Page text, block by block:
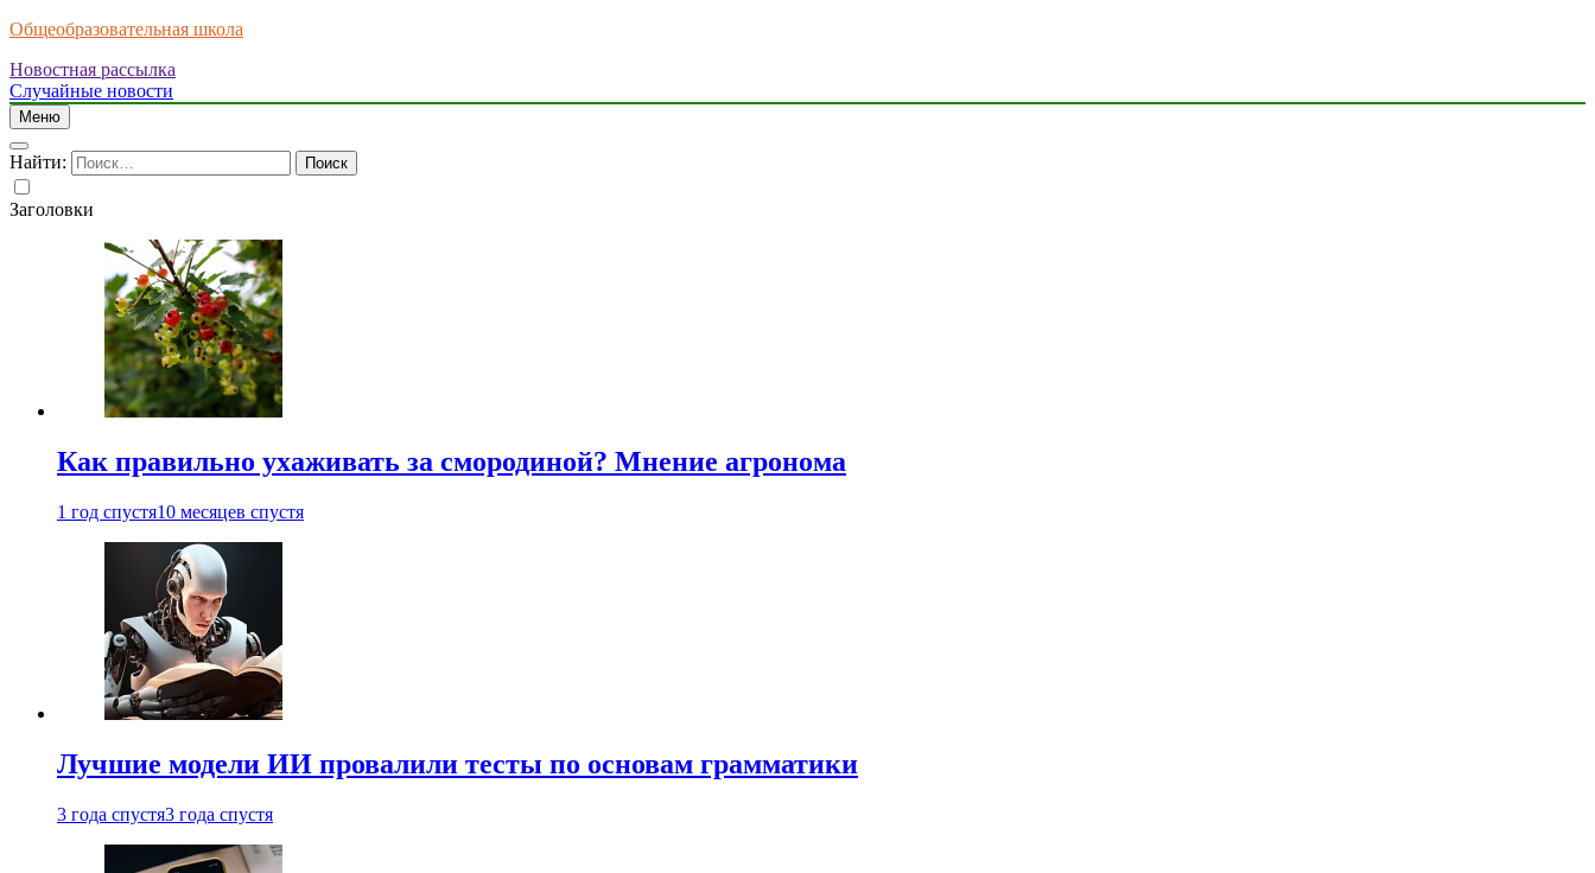
Общеобразовательная школа
Новостная рассылка
Случайные новости
Меню
Найти:
Заголовки
Как правильно ухаживать за смородиной? Мнение агронома
1 год спустя10 месяцев спустя
Лучшие модели ИИ провалили тесты по основам грамматики
3 года спустя3 года спустя